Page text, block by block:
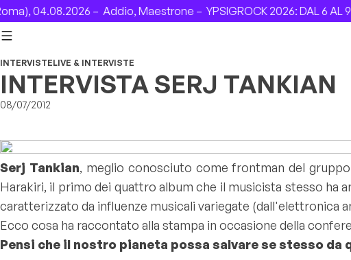
Skip to content
04.08.2026 –Addio, Maestrone –YPSIGROCK 2026: DAL 6 AL 9
INTERVISTELIVE & INTERVISTE
INTERVISTA SERJ TANKIAN
08/07/2012
Serj Tankian, meglio conosciuto come frontman del
Harakiri, il primo dei quattro album che il musicista stesso ha
caratterizzato da influenze musicali variegate (dall'elettronica
Ecco cosa ha raccontato alla stampa in occasione della
Pensi che il nostro pianeta possa salvare se stesso da